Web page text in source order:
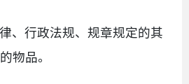
律、行政法规、规章规定的其
物品。